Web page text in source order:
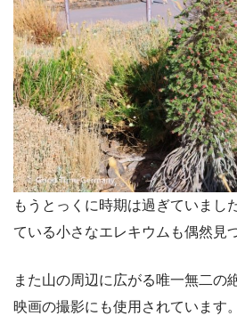
もうとっくに時期は過ぎていまし
ている小さなエレキウムも偶然見
また山の周辺に広がる唯一無二の
映画の撮影にも使用されています